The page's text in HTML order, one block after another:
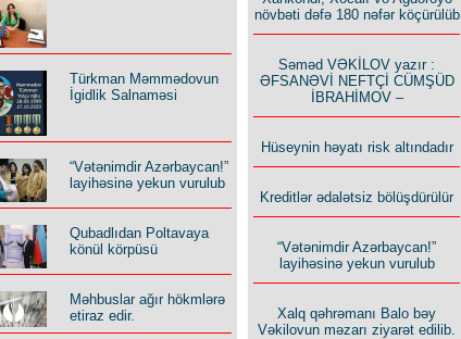
Türkman Məmmədovun
İgidlik Salnaməsi
“Vətənimdir Azərbaycan!”
layihəsinə yekun vurulub
Qubadlıdan Poltavaya
könül körpüsü
Məhbuslar ağır hökmlərə
etiraz edir.
növbəti dəfə 180 nəfər köçürülüb
Səməd VƏKİLOV yazır :
ƏFSANƏVİ NEFTÇİ CÜMŞÜD
İBRAHİMOV –
Hüseynin həyatı risk altındadır
Kreditlər ədalətsiz bölüşdürülür
“Vətənimdir Azərbaycan!”
layihəsinə yekun vurulub
Xalq qəhrəmanı Balo bəy
Vəkilovun məzarı ziyarət edilib.